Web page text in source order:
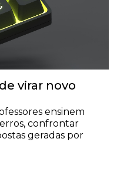
virar novo
ensinem
confrontar
geradas por